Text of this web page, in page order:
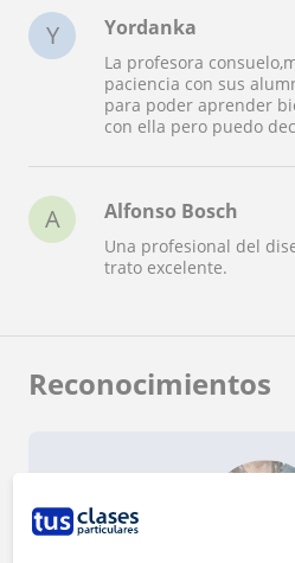
Y Yordanka
La profesora
paciencia con sus
para poder aprender
con ella pero puedo
A Alfonso Bosch
Una profesional del
trato excelente.
Reconocimientos